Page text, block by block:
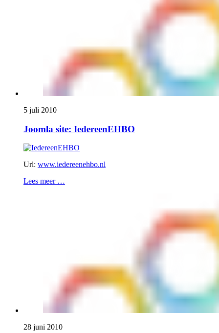
5 juli 2010
Joomla site: IedereenEHBO
Url: www.iedereenehbo.nl
Lees meer …
28 juni 2010